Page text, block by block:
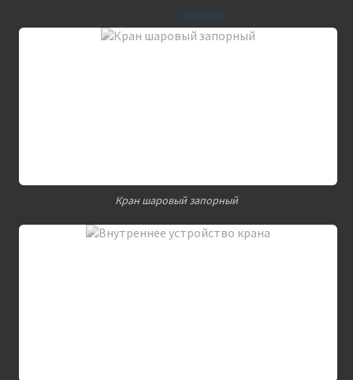
Кран шаровый запорный